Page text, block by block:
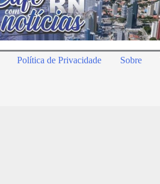
Política de Privacidade Sobre